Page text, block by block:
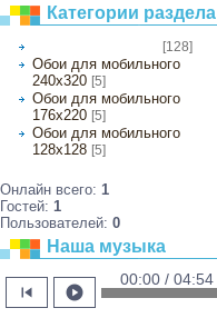
Категории раздела
[128]
Обои для мобильного
240х320 [5]
Обои для мобильного
176х220 [5]
Обои для мобильного
128х128 [5]
Онлайн всего: 1
Гостей: 1
Пользователей: 0
Наша музыка
skip_previous play_circle
00:00 / 04:54